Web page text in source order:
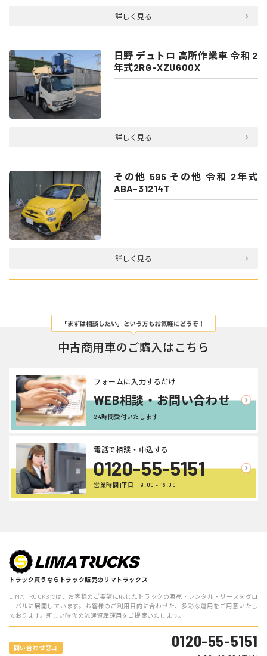
詳しく見る
日野 デュトロ 高所作業車 令和 2
年式2RG-XZU600X
詳しく見る
その他 595 その他 令和 2年式
ABA-31214T
詳しく見る
中古商用車のご購入はこちら
WEB相談・お問い合わせ
フォームに入力するだけ
24時間受付いたします
0120-55-5151
電話で相談・申込する
営業時間 |平日 9:00 - 18:00
トラック買うならトラック販売のリマトラックス
LIMA TRUCKSでは、お客様のご要望に応じたトラックの販売・レンタル・リースをグロ
ーバルに展開しています。お客様のご利用目的に合わせた、多彩な運用をご用意いたし
ております。新しい時代の流通資産運用をご提案いたします。
問い合わせ窓口 0120-55-5151